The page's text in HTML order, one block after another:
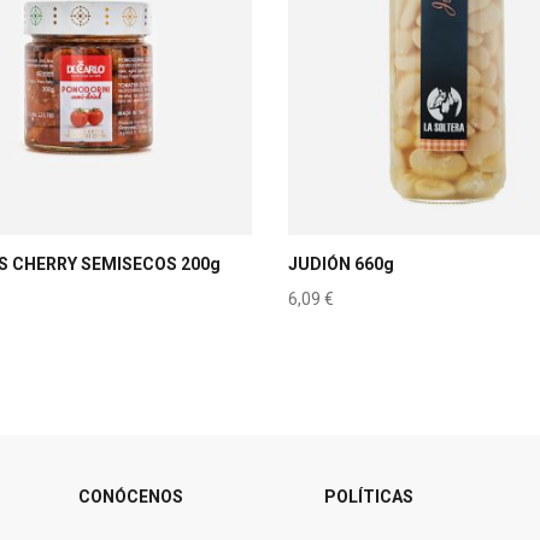
CHERRY SEMISECOS 200g
JUDIÓN 660g
6,09 €
CONÓCENOS POLÍTICAS